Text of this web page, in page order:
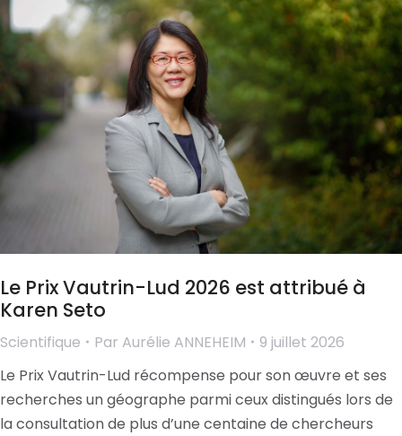
Le Prix Vautrin-Lud 2026 est attribué à
Karen Seto
Scientifique Par Aurélie ANNEHEIM
9 juillet 2026
Le Prix Vautrin-Lud récompense pour son œuvre et ses
recherches un géographe parmi ceux distingués lors de
la consultation de plus d’une centaine de chercheurs